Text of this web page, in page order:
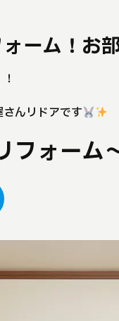
ーム！お
んリドアです
フォーム